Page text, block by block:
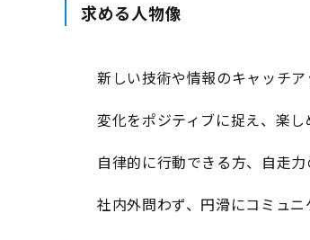
求める人物像
新しい技術や情報のキャッチ
変化をポジティブに捉え、楽し
自律的に行動できる方、自走
社内外問わず、円滑にコミュ